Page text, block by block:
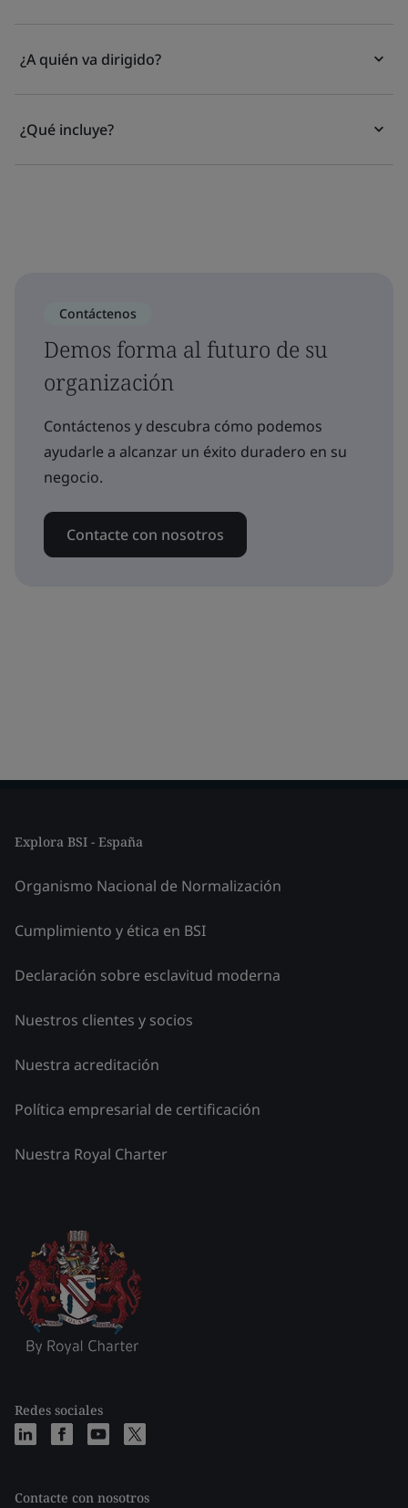
¿A quién va dirigido?
¿Qué incluye?
Contáctenos
Demos forma al futuro de su
organización
Contáctenos y descubra cómo podemos
ayudarle a alcanzar un éxito duradero en su
negocio.
Contacte con nosotros
Explora BSI - España
Organismo Nacional de Normalización
Cumplimiento y ética en BSI
Declaración sobre esclavitud moderna
Nuestros clientes y socios
Nuestra acreditación
Política empresarial de certificación
Nuestra Royal Charter
Redes sociales
Contacte con nosotros